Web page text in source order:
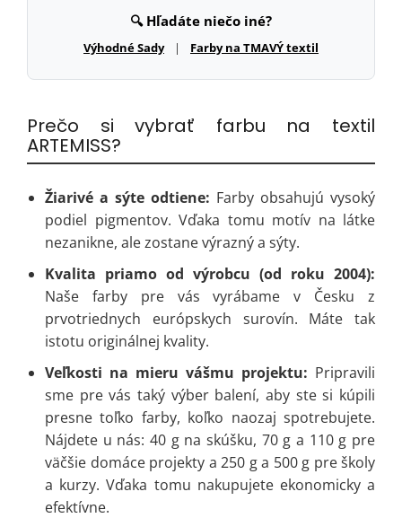
🔍 Hľadáte niečo iné?
Výhodné Sady | Farby na TMAVÝ textil
Prečo si vybrať farbu na textil
ARTEMISS?
Žiarivé a sýte odtiene: Farby obsahujú vysoký
podiel pigmentov. Vďaka tomu motív na látke
nezanikne, ale zostane výrazný a sýty.
Kvalita priamo od výrobcu (od roku 2004):
Naše farby pre vás vyrábame v Česku z
prvotriednych európskych surovín. Máte tak
istotu originálnej kvality.
Veľkosti na mieru vášmu projektu: Pripravili
sme pre vás taký výber balení, aby ste si kúpili
presne toľko farby, koľko naozaj spotrebujete.
Nájdete u nás: 40 g na skúšku, 70 g a 110 g pre
väčšie domáce projekty a 250 g a 500 g pre školy
a kurzy. Vďaka tomu nakupujete ekonomicky a
efektívne.